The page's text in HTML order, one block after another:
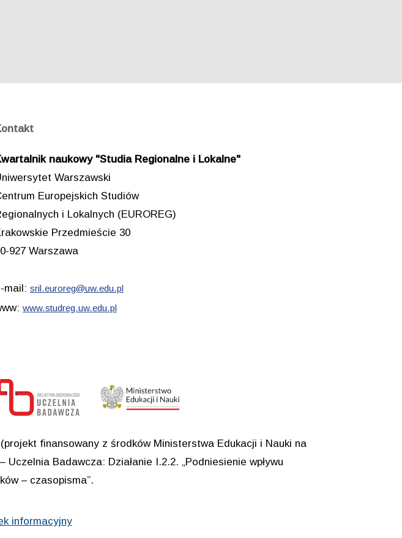
naukowy "Studia Regionalne i Lokalne"
Warszawski
Europejskich Studiów
i Lokalnych (EUROREG)
Przedmieście 30
927 Warszawa
mail: sril.euroreg@uw.edu.pl
www.studreg.uw.edu.pl
finansowany z środków Ministerstwa Edukacji i Nauki na
Badawcza: Działanie I.2.2. „Podniesienie wpływu
– czasopisma”.
informacyjny